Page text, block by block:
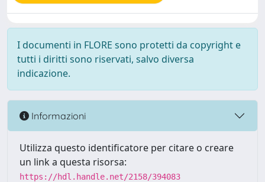
I documenti in FLORE sono protetti da copyright e
tutti i diritti sono riservati, salvo diversa
indicazione.
Informazioni
Utilizza questo identificatore per citare o creare
un link a questa risorsa:
https://hdl.handle.net/2158/394083